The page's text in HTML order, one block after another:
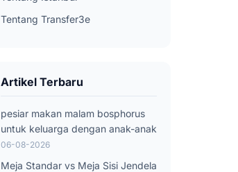
Tentang Transfer3e
Artikel Terbaru
pesiar makan malam bosphorus
untuk keluarga dengan anak-anak
06-08-2026
Meja Standar vs Meja Sisi Jendela